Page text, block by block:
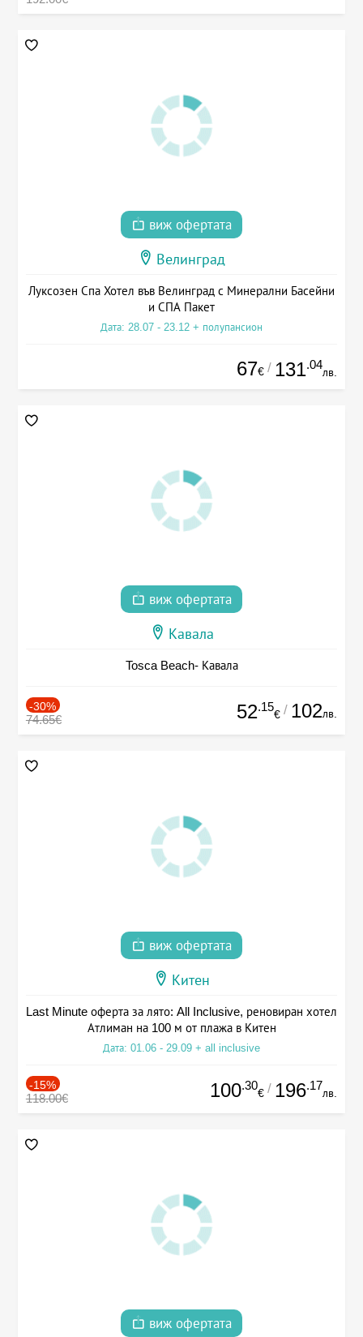
виж офертата
Велинград
Луксозен Спа Хотел във Велинград с Минерални Басейни
и СПА Пакет
Дата: 28.07 - 23.12 + полупансион
67€ / 131.04
лв.
виж офертата
Кавала
Tosca Beach- Кавала
-30%
74.65€ 52.15
€ / 102лв.
виж офертата
Китен
Last Minute оферта за лято: All Inclusive, реновиран хотел
Атлиман на 100 м от плажа в Китен
Дата: 01.06 - 29.09 + all inclusive
-15%
118.00€ 100.30
€ / 196.17
лв.
виж офертата